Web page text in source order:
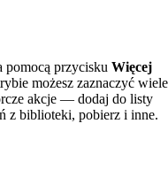
pomocą przycisku Więcej
możesz zaznaczyć wiele
akcje — dodaj do listy
z biblioteki, pobierz i inne.